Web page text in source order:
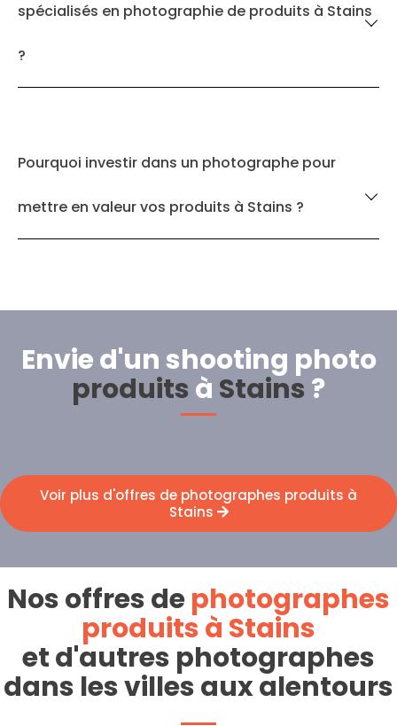
spécialisés en photographie de produits à Stains
?
Pourquoi investir dans un photographe pour
mettre en valeur vos produits à Stains ?
Envie d'un shooting photo
produits à Stains ?
Voir plus d'offres de photographes produits à
Stains
Nos offres dephotographes
produits à Stains
et d'autres photographes
dans les villes aux alentours